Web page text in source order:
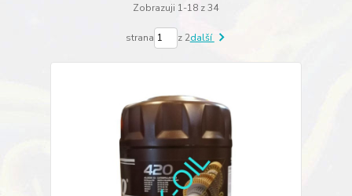
Zobrazuji 1-18 z 34
strana z 2další